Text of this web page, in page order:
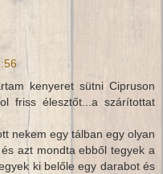
kenyeret sütni Cipruson
friss élesztőt...a szárítottat
nekem egy tálban egy olyan
azt mondta ebből tegyek a
ki belőle egy darabot és